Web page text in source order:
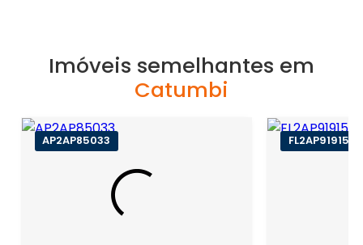
Imóveis semelhantes em
Catumbi
AP2AP85033 FL2AP91915